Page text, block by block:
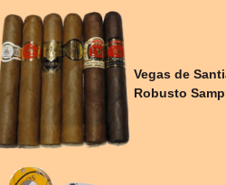
Vegas de
Robusto